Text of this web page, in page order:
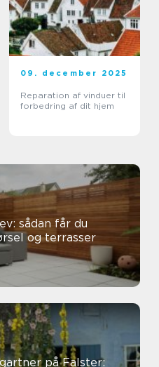
09. december 2025
Reparation af vinduer til
forbedring af dit hjem
sådan får du
og terrasser
på Falster: